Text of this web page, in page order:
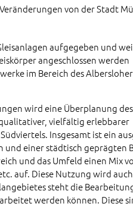
von der Stadt
aufgegeben und
angeschlossen werden
im Bereich des
wird eine Überplanung
vielfältig erlebbarer
Insgesamt ist ein
einer städtisch geprägten
und das Umfeld einen Mix
auf. Diese Nutzung wird
steht die
werden können. Diese